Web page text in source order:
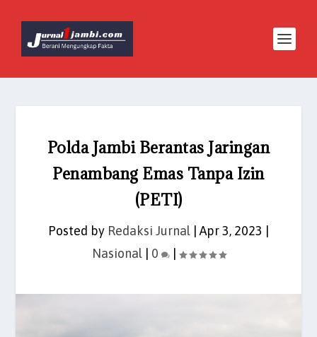
Polda Jambi Berantas Jaringan
Penambang Emas Tanpa Izin
(PETI)
Posted by Redaksi Jurnal Apr 3, 2023
Nasional| 0 |